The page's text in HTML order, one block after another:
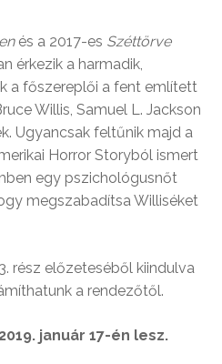
és a 2017-es Széttörve
érkezik a harmadik,
a főszereplői a fent említett
Willis, Samuel L. Jackson
Ugyancsak feltűnik majd a
Horror Storyból ismert
egy pszichológusnőt
megszabadítsa Williséket
rész előzeteséből kiindulva
a rendezőtől.
január 17-én lesz.